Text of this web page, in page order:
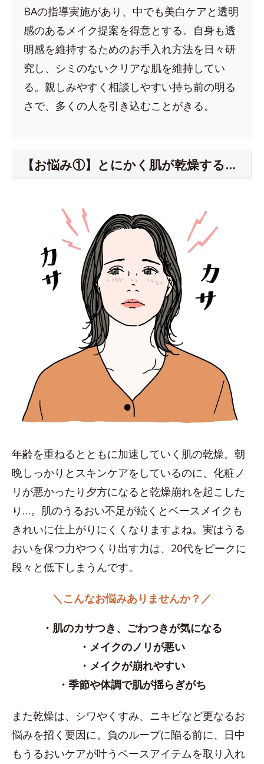
BAの指導実施があり、中でも美白ケアと透明
感のあるメイク提案を得意とする。自身も透
明感を維持するためのお手入れ方法を日々研
究し、シミのないクリアな肌を維持してい
る。親しみやすく相談しやすい持ち前の明る
さで、多くの人を引き込むことがきる。
【お悩み①】とにかく肌が乾燥する…
年齢を重ねるとともに加速していく肌の乾燥。朝
晩しっかりとスキンケアをしているのに、化粧ノ
リが悪かったり夕方になると乾燥崩れを起こした
り…。肌のうるおい不足が続くとベースメイクも
きれいに仕上がりにくくなりますよね。実はうる
おいを保つ力やつくり出す力は、20代をピークに
段々と低下しまうんです。
＼こんなお悩みありませんか？／
・肌のカサつき、ごわつきが気になる
・メイクのノリが悪い
・メイクが崩れやすい
・季節や体調で肌が揺らぎがち
また乾燥は、シワやくすみ、ニキビなど更なるお
悩みを招く要因に。負のループに陥る前に、日中
もうるおいケアが叶うベースアイテムを取り入れ